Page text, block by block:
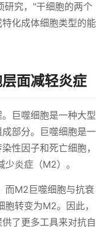
研究，"干细胞的两个
化成体细胞类型的能
面减轻炎症
巨噬细胞是一种大型
部分。巨噬细胞是一
性因子和死亡细胞，
炎症（M2）。
而M2巨噬细胞与抗衰
转变为M2。因此，
了更多工具来对抗自